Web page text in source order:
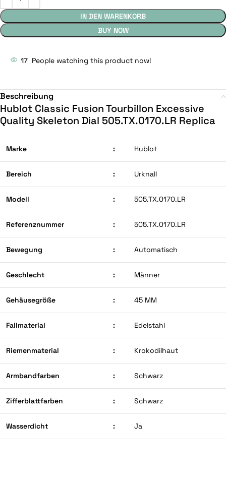
IN DEN WARENKORB
BUY NOW
17 People watching this product now!
Beschreibung
Hublot Classic Fusion Tourbillon Excessive
Quality Skeleton Dial 505.TX.0170.LR Replica
Marke : Hublot
Bereich : Urknall
Modell : 505.TX.0170.LR
Referenznummer : 505.TX.0170.LR
Bewegung : Automatisch
Geschlecht : Männer
Gehäusegröße : 45 MM
Fallmaterial : Edelstahl
Riemenmaterial : Krokodilhaut
Armbandfarben : Schwarz
Zifferblattfarben : Schwarz
Wasserdicht : Ja